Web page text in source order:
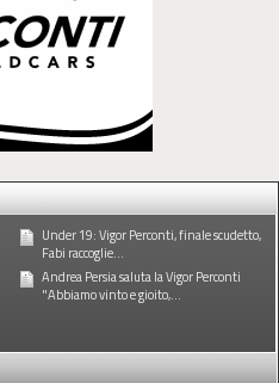
Under 19: Vigor Perconti, finale scudetto,
Fabi raccoglie...
Andrea Persia saluta la Vigor Perconti
"Abbiamo vinto e gioito,...